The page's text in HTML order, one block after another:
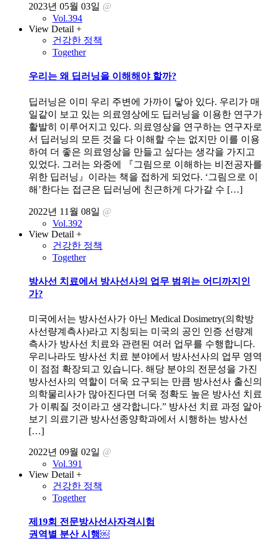
2023년 05월 03일 @
Vol.394
View Detail +
건강한 정책
Together
우리는 왜 딥러닝을 이해해야 할까?
딥러닝은 이미 우리 주변에 가까이 닿아 있다. 우리가 매
일같이 보고 있는 의료영상에도 딥러닝을 이용한 연구가
활발히 이루어지고 있다. 의료영상을 연구하는 연구자로
서 딥러닝의 모든 것을 다 이해할 수는 없지만 이를 이용
하여 더 좋은 의료영상을 만들고 싶다는 생각을 가지고
있었다. 그러는 와중에 『그림으로 이해하는 비전공자를
위한 딥러닝』이라는 책을 접하게 되었다. ‘그림으로 이
해’한다는 접근은 딥러닝에 친근하게 다가갈 수 […]
2022년 11월 08일 @
Vol.392
View Detail +
건강한 정책
Together
방사선 치료에서 방사선사의 업무 범위는 어디까지인
가?
미국에서는 방사선사가 아닌 Medical Dosimetry(의학방
사선량계측사)라고 지칭되는 미국의 공인 인증 선량계
측사가 방사선 치료와 관련된 여러 업무를 수행합니다.
우리나라도 방사선 치료 분야에서 방사선사의 업무 영역
이 점점 확장되고 있습니다. 해당 분야의 전문성을 가진
방사선사의 역할이 더욱 요구되는 만큼 방사선사 출신의
의학물리사가 많아진다면 더욱 정확도 높은 방사선 치료
가 이뤄질 것이라고 생각합니다.” 방사선 치료 과정 알아
보기 의료기관 방사선종양학과에서 시행하는 방사선
[…]
2022년 09월 02일 @
Vol.391
View Detail +
건강한 정책
Together
제19회 전문방사선사자격시험
권역별 분산 시행￼